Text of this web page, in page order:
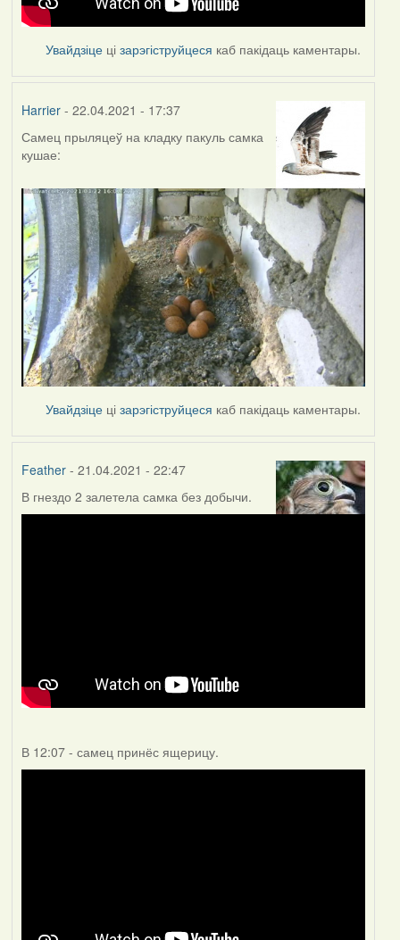
Увайдзіце цізарэгіструйцеся каб пакідаць каментары.
Harrier- 22.04.2021 - 17:37
Самец прыляцеў на кладку пакуль самка
кушае:
Увайдзіце цізарэгіструйцеся каб пакідаць каментары.
Feather- 21.04.2021 - 22:47
В гнездо 2 залетела самка без добычи.
В 12:07 - самец принёс ящерицу.